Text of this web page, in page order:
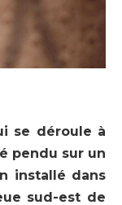
se déroule à
pendu sur un
installé dans
sud-est de